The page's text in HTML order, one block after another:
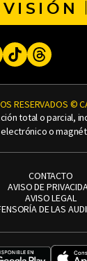
Instagram
TikTokThreads
RESERVADOS ©
total o parcial,
electrónico o
CONTACTO
AVISO DE
AVISO LEGAL
DE LAS